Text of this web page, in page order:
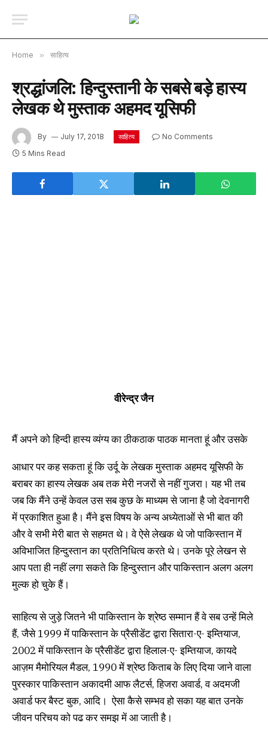
Home » साहित्य
श्रद्धांजलि: हिन्दुस्तानी के सबसे बड़े हास्य
लेखक थे मुस्ताक अहमद यूसिफी
By July 17, 2018 साहित्य
No Comments
5 Mins Read
वीरेन्द्र जैन
मैं अपने को हिन्दी हास्य व्यंग्य का ठीकठाक पाठक मानता हूं और उसके
आधार पर कह सकता हूं कि उर्दू के लेखक मुस्ताक अहमद यूसिफी के
बराबर का हास्य लेखक अब तक मेरी नजरों से नहीं गुजरा। यह भी तब
जब कि मैंने उन्हें केवल उस सब कुछ के माध्यम से जाना है जो देवनागरी
में प्रकाशित हुआ है। मैंने इस विषय के अन्य अध्येताओं से भी बात की
और वे सभी मेरी बात से सहमत थे। वे ऐसे लेखक थे जो पाकिस्तान में
अविभाजित हिन्दुस्तान का प्रतिनिधित्व करते थे। उनके पूरे लेखन से
आप पता ही नहीं लगा सकते कि हिन्दुस्तान और पाकिस्तान अलग अलग
मुल्क हो चुके हैं।
साहित्य से जुड़े जितने भी पाकिस्तान के श्रेष्ठ सम्मान हैं वे सब उन्हें मिले
हैं, जैसे 1999 में पाकिस्तान के प्रैसीडेंट द्वारा सितारा-ए- इम्तियाज,
2002 में पाकिस्तान के प्रैसीडेंट द्वारा हिलाल-ए- इम्तियाज, कायदे
आज़म मैमोरियल मैडल, 1990 में श्रेष्ठ किताब के लिए दिया जाने वाला
पुरस्कार पाकिस्तान अकादमी आफ लैटर्स, हिजरा अवार्ड, व अदमजी
अवार्ड फर बैस्ट बुक, आदि। ऐसा कैसे सम्भव हो सका यह बात उनके
जीवन परिचय को पढ कर समझ में आ जाती है।